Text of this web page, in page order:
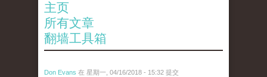
主页
所有文章
翻墙工具箱
Don Evans 在 星期一, 04/16/2018 - 15:32 提交